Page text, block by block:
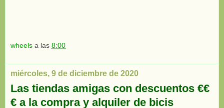
wheels a las 8:00
miércoles, 9 de diciembre de 2020
Las tiendas amigas con descuentos €€
€ a la compra y alquiler de bicis